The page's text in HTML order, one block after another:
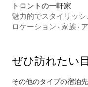
トロントの一軒家
魅力的でスタイリッ
あるアメニティ
ロケーション · 家族 ·
ぜひ訪⁠れ⁠た⁠い
その他のタ⁠イ⁠プ⁠の宿⁠泊⁠先